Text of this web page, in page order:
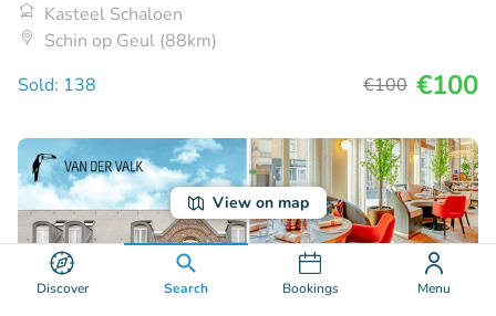
Discover Search Bookings Menu
View on map
Kasteel Schaloen
Schin op Geul (88km)
Sold: 138
€100 €100